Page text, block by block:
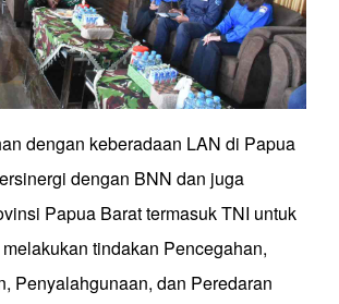
dengan keberadaan LAN di Papua
dengan BNN dan juga
Papua Barat termasuk TNI untuk
tindakan Pencegahan,
Penyalahgunaan, dan Peredaran